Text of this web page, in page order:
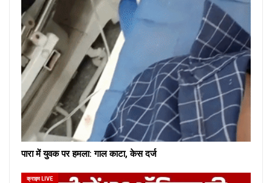
पारा में युवक पर हमला: गाल काटा, केस दर्ज
क्राइम LIVE